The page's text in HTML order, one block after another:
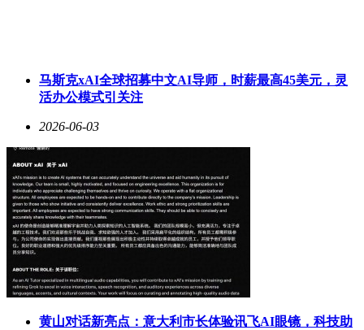
马斯克xAI全球招募中文AI导师，时薪最高45美元，灵
活办公模式引关注
2026-06-03
黄山对话新亮点：意大利市长体验讯飞AI眼镜，科技助